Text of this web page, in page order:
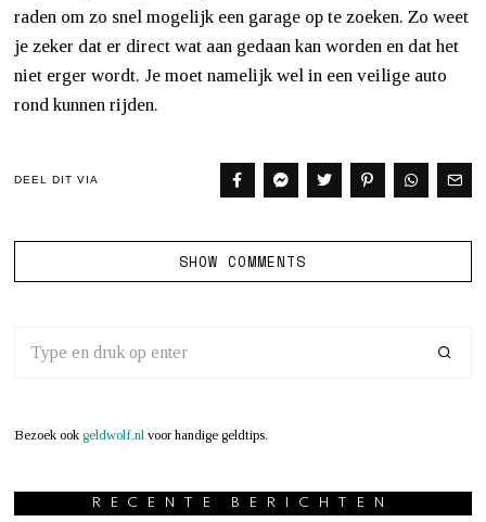
raden om zo snel mogelijk een garage op te zoeken. Zo weet
je zeker dat er direct wat aan gedaan kan worden en dat het
niet erger wordt. Je moet namelijk wel in een veilige auto
rond kunnen rijden.
DEEL DIT VIA
SHOW COMMENTS
Bezoek ookgeldwolf.nl voor handige geldtips.
RECENTE BERICHTEN